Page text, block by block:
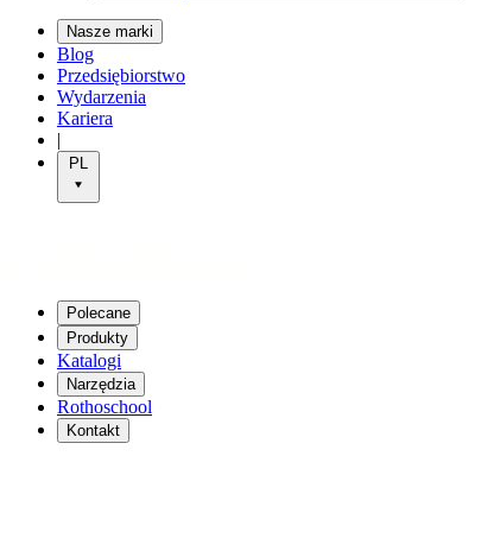
Nasze marki
Blog
Przedsiębiorstwo
Wydarzenia
Kariera
|
PL
Polecane
Produkty
Katalogi
Narzędzia
Rothoschool
Kontakt